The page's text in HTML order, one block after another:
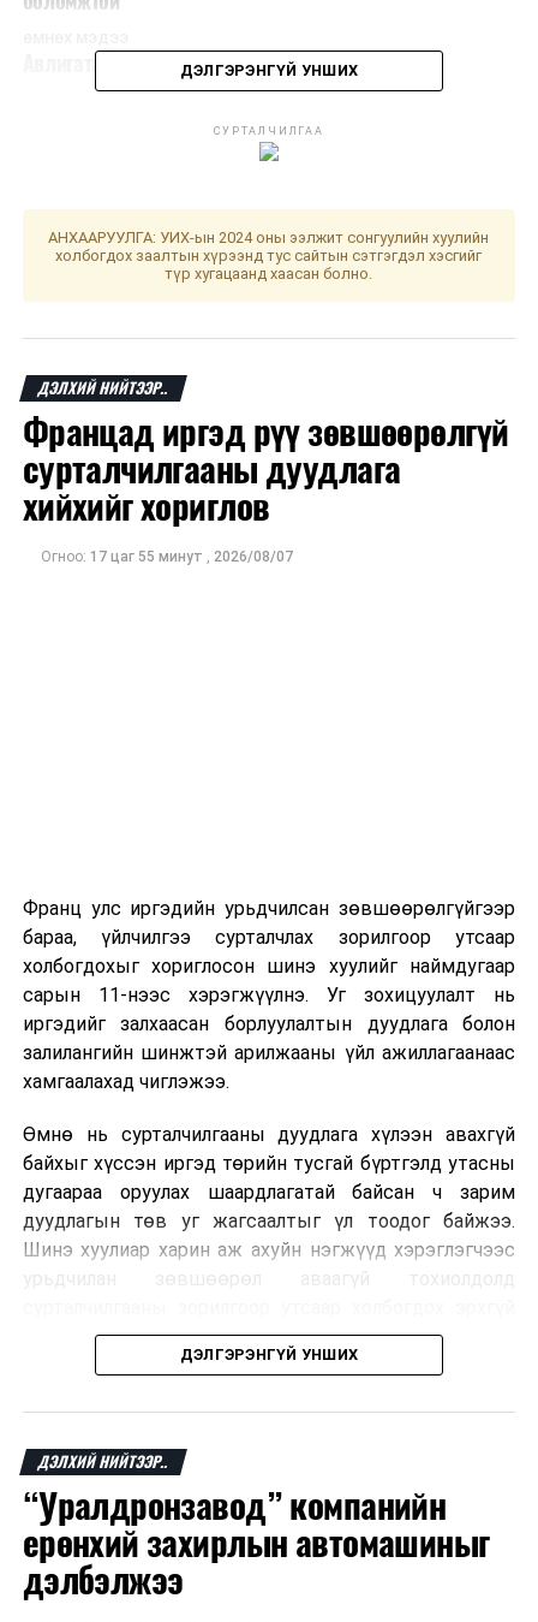
Авлигатай тэмцэх газраас мэдэгдэл гаргалаа
ДЭЛГЭРЭНГҮЙ УНШИХ
СУРТАЛЧИЛГАА
АНХААРУУЛГА: УИХ-ын 2024 оны ээлжит сонгуулийн хуулийн
холбогдох заалтын хүрээнд тус сайтын сэтгэгдэл хэсгийг
түр хугацаанд хаасан болно.
ДЭЛХИЙ НИЙТЭЭР..
Францад иргэд рүү зөвшөөрөлгүй
сурталчилгааны дуудлага
хийхийг хориглов
Огноо: 17 цаг 55 минут , 2026/08/07
Франц улс иргэдийн урьдчилсан зөвшөөрөлгүйгээр
бараа, үйлчилгээ сурталчлах зорилгоор утсаар
холбогдохыг хориглосон шинэ хуулийг наймдугаар
сарын 11-нээс хэрэгжүүлнэ. Уг зохицуулалт нь
иргэдийг залхаасан борлуулалтын дуудлага болон
залилангийн шинжтэй арилжааны үйл ажиллагаанаас
хамгаалахад чиглэжээ.
Өмнө нь сурталчилгааны дуудлага хүлээн авахгүй
байхыг хүссэн иргэд төрийн тусгай бүртгэлд утасны
дугаараа оруулах шаардлагатай байсан ч зарим
дуудлагын төв уг жагсаалтыг үл тоодог байжээ.
Шинэ хуулиар харин аж ахуйн нэгжүүд хэрэглэгчээс
урьдчилан зөвшөөрөл аваагүй тохиолдолд
болно. Иргэн өгсөн зөвшөөрлөө хүссэн үедээ цуцлах
Францын эрх баригчдын тооцоолсноор тус улсын
иргэдийн дөрөвний гурав орчим нь долоо хоног бүр
дор хаяж нэг удаа хүсээгүй сурталчилгааны дуудлага
хүлээн авдаг бөгөөд олон хүн үүнээс ч олон
дуудлагад өртдөг байна. Хэрэглэгчийн эрхийг
хамгаалах 11 байгууллага 2024 онд хамтран
шаардлага гаргаж, суурин болон гар утас руу ирдэг
ДЭЛГЭРЭНГҮЙ УНШИХ
ДЭЛХИЙ НИЙТЭЭР..
“Уралдронзавод” компанийн
ерөнхий захирлын автомашиныг
дэлбэлжээ